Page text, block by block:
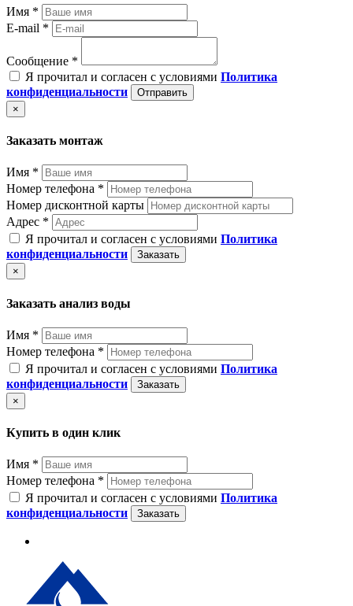
Имя *
E-mail *
Сообщение *
Я прочитал и согласен с условиями Политика
конфиденциальности
Отправить
×
Заказать монтаж
Имя *
Номер телефона *
Номер дисконтной карты
Адрес *
Я прочитал и согласен с условиями Политика
конфиденциальности
Заказать
×
Заказать анализ воды
Имя *
Номер телефона *
Я прочитал и согласен с условиями Политика
конфиденциальности
Заказать
×
Купить в один клик
Имя *
Номер телефона *
Я прочитал и согласен с условиями Политика
конфиденциальности
Заказать